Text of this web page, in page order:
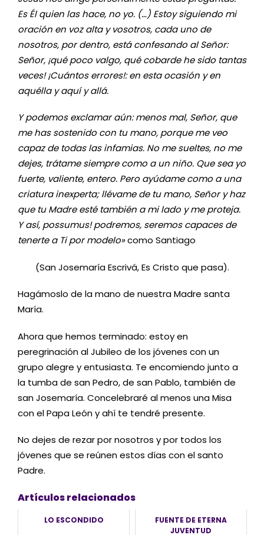
Es Él quien las hace, no yo. (…) Estoy siguiendo mi
oración en voz alta y vosotros, cada uno de
nosotros, por dentro, está confesando al Señor:
Señor, ¡qué poco valgo, qué cobarde he sido tantas
veces! ¡Cuántos errores!: en esta ocasión y en
aquélla y aquí y allá.
Y podemos exclamar aún: menos mal, Señor, que
me has sostenido con tu mano, porque me veo
capaz de todas las infamias. No me sueltes, no me
dejes, trátame siempre como a un niño. Que sea yo
fuerte, valiente, entero. Pero ayúdame como a una
criatura inexperta; llévame de tu mano, Señor y haz
que tu Madre esté también a mi lado y me proteja.
Y así, possumus! podremos, seremos capaces de
tenerte a Ti por modelo»como Santiago
(San Josemaría Escrivá, Es Cristo que pasa).
Hagámoslo de la mano de nuestra Madre santa
María.
Ahora que hemos terminado: estoy en
peregrinación al Jubileo de los jóvenes con un
grupo alegre y entusiasta. Te encomiendo junto a
la tumba de san Pedro, de san Pablo, también de
san Josemaría. Concelebraré al menos una Misa
con el Papa León y ahí te tendré presente.
No dejes de rezar por nosotros y por todos los
jóvenes que se reúnen estos días con el santo
Padre.
Artículos relacionados
LO ESCONDIDO
FUENTE DE ETERNA
JUVENTUD